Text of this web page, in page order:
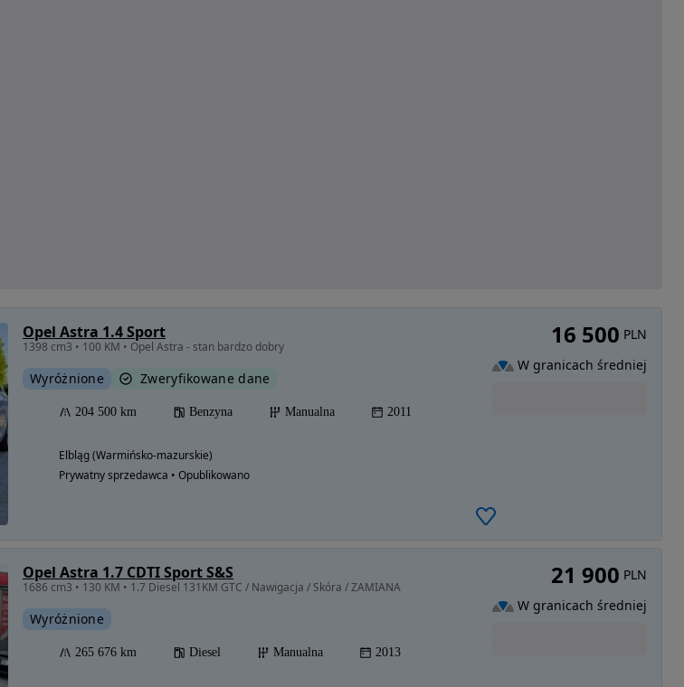
Opel Astra 1.4 Sport
1398 cm3 • 100 KM • Opel Astra - stan bardzo dobry
Wyróżnione Zweryfikowane dane
204 500 km Benzyna Manualna 2011
Elbląg (Warmińsko-mazurskie)
Prywatny sprzedawca • Opublikowano
16 500 PLN
W granicach średniej
Opel Astra 1.7 CDTI Sport S&S
1686 cm3 • 130 KM • 1.7 Diesel 131KM GTC / Nawigacja / Skóra / ZAMIANA
Wyróżnione
265 676 km Diesel Manualna 2013
21 900 PLN
W granicach średniej